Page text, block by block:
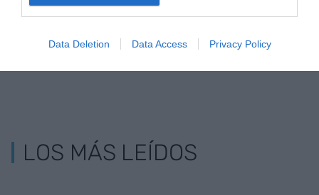
Data Deletion Data Access Privacy Policy
LOS MÁS LEÍDOS